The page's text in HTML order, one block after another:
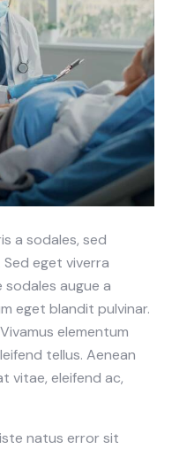
a sodales, sed
eget viverra
sodales augue a
eget blandit pulvinar.
elementum
tellus. Aenean
vitae, eleifend ac,
natus error sit